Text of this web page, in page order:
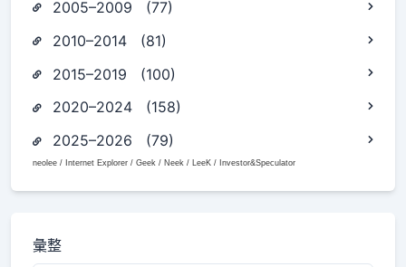
2005–2009 (77)
2010–2014 (81)
2015–2019 (100)
2020–2024 (158)
2025–2026 (79)
neolee / Internet Explorer / Geek / Neek / LeeK / Investor&Speculator
彙整